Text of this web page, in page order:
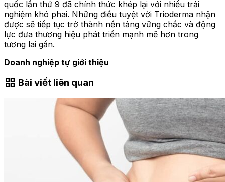
quốc lần thứ 9 đã chính thức khép lại với nhiều trải
nghiệm khó phai. Những điều tuyệt vời Trioderma nhận
được sẽ tiếp tục trở thành nền tảng vững chắc và động
lực đưa thương hiệu phát triển mạnh mẽ hơn trong
tương lai gần.
Doanh nghiệp tự giới thiệu
grid_view Bài viết liên quan